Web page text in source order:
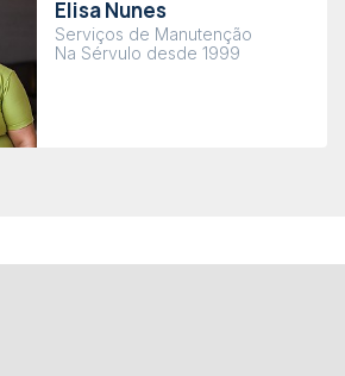
Elisa Nunes
Serviços de Manutenção
Na Sérvulo desde 1999